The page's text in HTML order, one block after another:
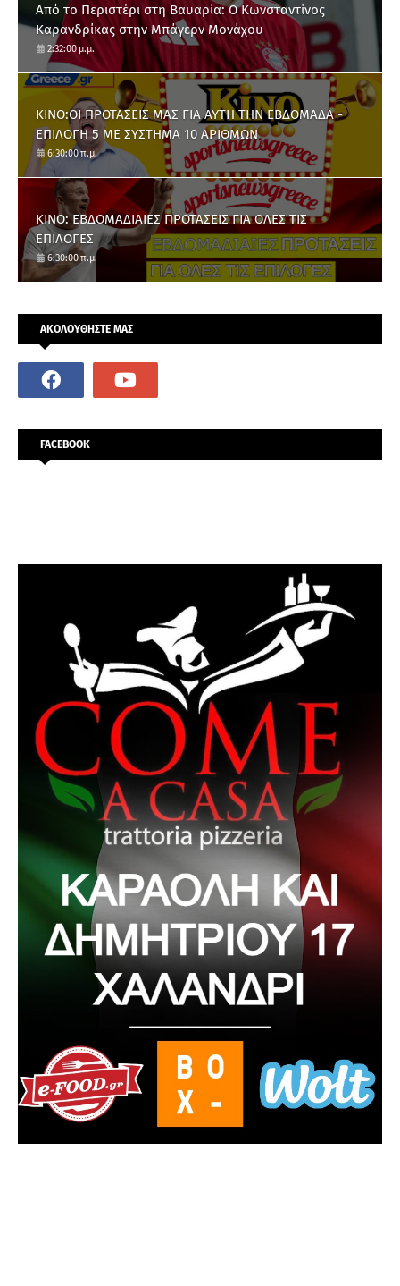
Από το Περιστέρι στη Βαυαρία: O Κωνσταντίνος
Καρανδρίκας στην Μπάγερν Μονάχου
2:32:00 μ.μ.
ΚΙΝΟ:ΟΙ ΠΡΟΤΑΣΕΙΣ ΜΑΣ ΓΙΑ ΑΥΤΗ ΤΗΝ ΕΒΔΟΜΑΔΑ -
ΕΠΙΛΟΓΗ 5 ΜΕ ΣΥΣΤΗΜΑ 10 ΑΡΙΘΜΩΝ
6:30:00 π.μ.
ΚΙΝΟ: ΕΒΔΟΜΑΔΙΑΙΕΣ ΠΡΟΤΑΣΕΙΣ ΓΙΑ ΟΛΕΣ ΤΙΣ
ΕΠΙΛΟΓΕΣ
6:30:00 π.μ.
ΑΚΟΛΟΥΘΗΣΤΕ ΜΑΣ
FACEBOOK